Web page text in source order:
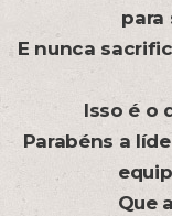
para
E nunca
Isso é o
Parabéns a
Que